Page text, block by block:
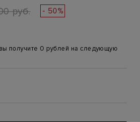
руб. - 50%
получите 0 рублей на следующую